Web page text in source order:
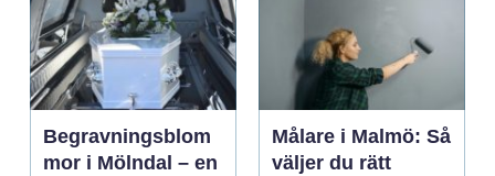
Begravningsblom
mor i Mölndal – en
Målare i Malmö: Så
väljer du rätt